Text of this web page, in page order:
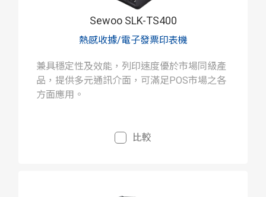
Sewoo SLK-TS400
熱感收據/電子發票印表機
兼具穩定性及效能，列印速度優於市場同級產
品，提供多元通訊介面，可滿足POS市場之各
方面應用。
比較